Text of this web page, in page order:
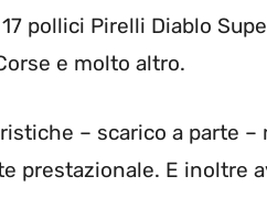
pollici Pirelli Diablo
e molto altro.
– scarico a parte –
prestazionale. E inoltre